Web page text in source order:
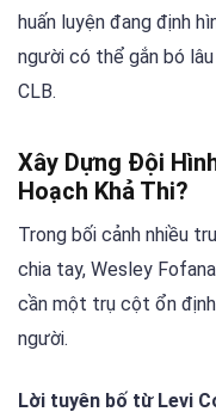
huấn luyện đang định
người có thể gắn bó
CLB.
Xây Dựng Đội
Hoạch Khả Thi?
Trong bối cảnh nhiều
chia tay, Wesley
cần một trụ cột ổn
người.
Lời tuyên bố từ Levi